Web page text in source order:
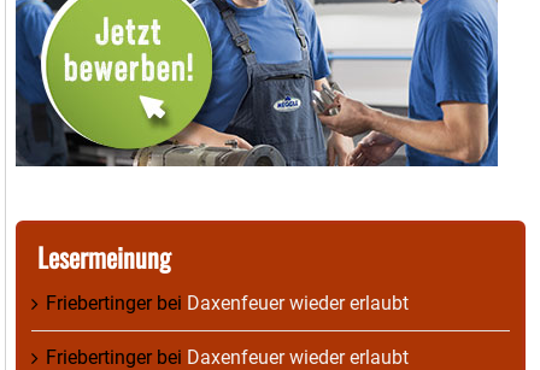
Lesermeinung
Friebertingerbei Daxenfeuer wieder erlaubt
Friebertingerbei Daxenfeuer wieder erlaubt